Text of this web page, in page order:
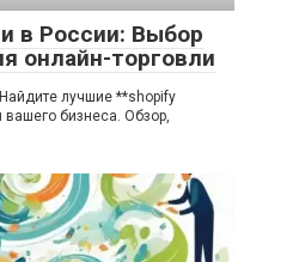
в России: Выбор
онлайн-торговли
лучшие **shopify
вашего бизнеса. Обзор,